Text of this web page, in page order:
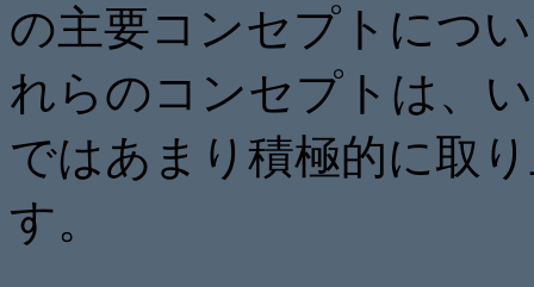
の主要コンセプトにつ
れらのコンセプトは、
ではあまり積極的に取
す。